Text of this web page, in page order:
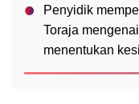
Penyidik
Toraja
menentukan